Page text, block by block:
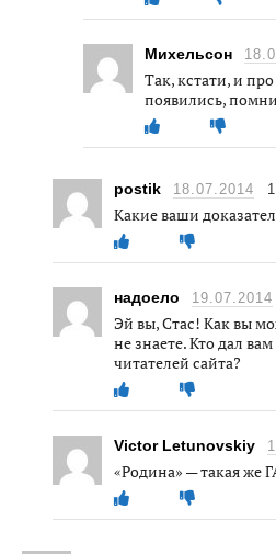
Михельсон
Так, кстати, и
появились,
postik 18.07.2014
Какие ваши
надоело 19.07.2014
Эй вы, Стас! Как вы
не знаете. Кто дал
читателей сайта?
Victor Letunovskiy
«Родина» — такая же